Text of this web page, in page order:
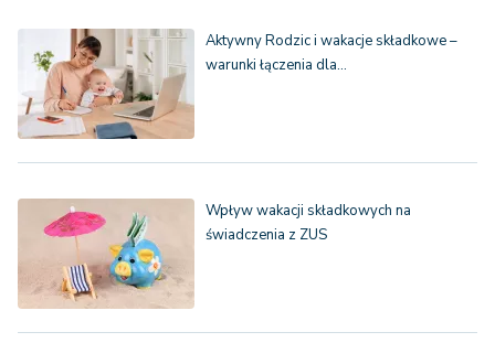
Aktywny Rodzic i wakacje składkowe –
warunki łączenia dla…
Wpływ wakacji składkowych na
świadczenia z ZUS